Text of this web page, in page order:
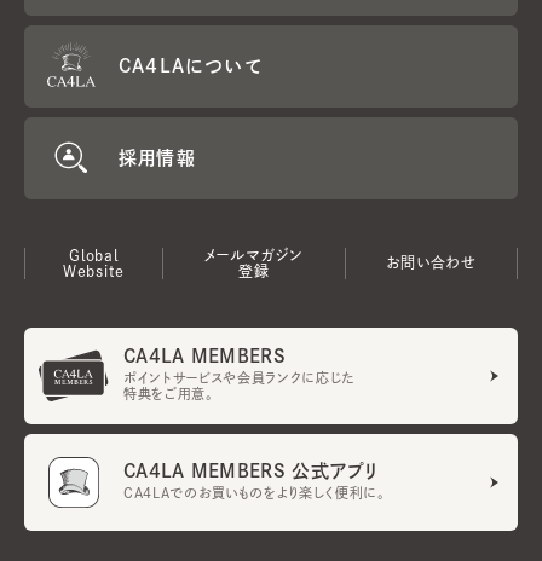
CA4LAについて
採用情報
Global
Website
メールマガジン
登録
お問い合わせ
CA4LA MEMBERS
ポイントサービスや会員ランクに応じた
特典をご用意。
CA4LA MEMBERS 公式アプリ
CA4LAでのお買いものをより楽しく便利に。